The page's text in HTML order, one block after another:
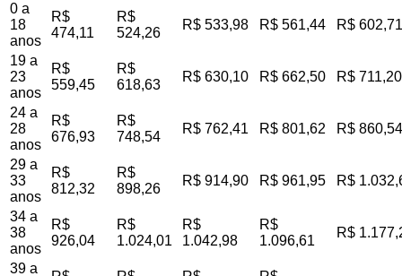
0 a
18
anos
R$
474,11
R$
524,26
R$ 533,98 R$ 561,44 R$ 602,71
19 a
23
anos
R$
559,45
R$
618,63
R$ 630,10 R$ 662,50 R$ 711,20
24 a
28
anos
R$
676,93
R$
748,54
R$ 762,41 R$ 801,62 R$ 860,54
29 a
33
anos
R$
812,32
R$
898,26
R$ 914,90 R$ 961,95 R$
34 a
38
anos
R$
926,04
R$
1.024,01
R$
1.042,98
R$
1.096,61
R$
39 a